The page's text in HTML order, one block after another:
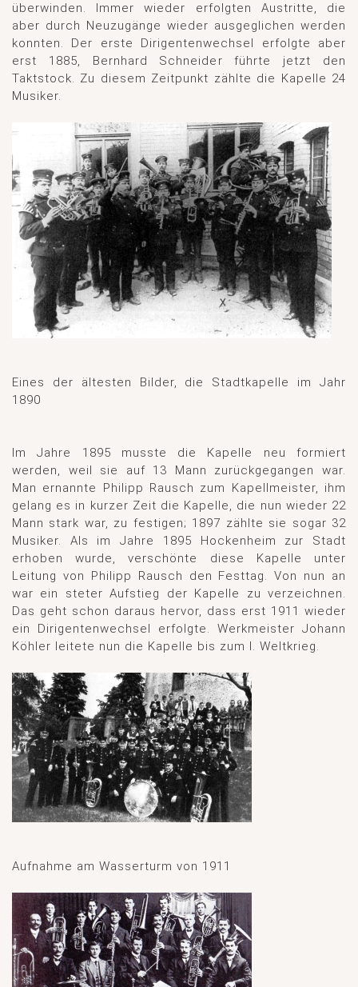
überwinden. Immer wieder erfolgten Austritte, die
aber durch Neuzugänge wieder ausgeglichen werden
konnten. Der erste Dirigentenwechsel erfolgte aber
erst 1885, Bernhard Schneider führte jetzt den
Taktstock. Zu diesem Zeitpunkt zählte die Kapelle 24
Musiker.
Eines der ältesten Bilder, die Stadtkapelle im Jahr
1890
Im Jahre 1895 musste die Kapelle neu formiert
werden, weil sie auf 13 Mann zurückgegangen war.
Man ernannte Philipp Rausch zum Kapellmeister, ihm
gelang es in kurzer Zeit die Kapelle, die nun wieder 22
Mann stark war, zu festigen; 1897 zählte sie sogar 32
Musiker. Als im Jahre 1895 Hockenheim zur Stadt
erhoben wurde, verschönte diese Kapelle unter
Leitung von Philipp Rausch den Festtag. Von nun an
war ein steter Aufstieg der Kapelle zu verzeichnen.
Das geht schon daraus hervor, dass erst 1911 wieder
ein Dirigentenwechsel erfolgte. Werkmeister Johann
Köhler leitete nun die Kapelle bis zum l. Weltkrieg.
Aufnahme am Wasserturm von 1911